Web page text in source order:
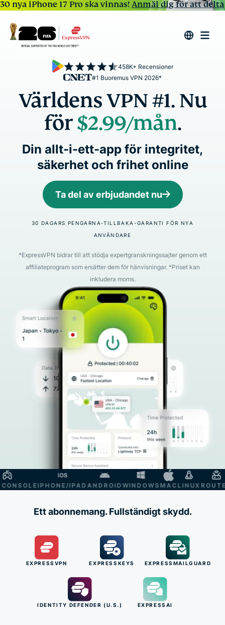
30 nya iPhone 17 Pro ska vinnas!Anmäl dig för att delta
#1 Buoremus VPN 2026*
458K+ Recensioner
Världens VPN #1. Nu
för$2.99/mån.
Din allt-i-ett-app för integritet,
säkerhet och frihet online
Ta del av erbjudandet nu
30 DAGARS PENGARNA-TILLBAKA-GARANTI FÖR NYA
ANVÄNDARE
*ExpressVPN bidrar till att stödja expertgranskningssajter genom ett
affiliateprogram som ersätter dem för hänvisningar. *Priset kan
inkludera moms.
IPHONE/IPADANDROIDWINDOWSMAC LINUXROUTER
Ett abonnemang. Fullständigt skydd.
EXPRESSVPN EXPRESSKEYS EXPRESSMAILGUARD
IDENTITY DEFENDER (U.S.) EXPRESSAI